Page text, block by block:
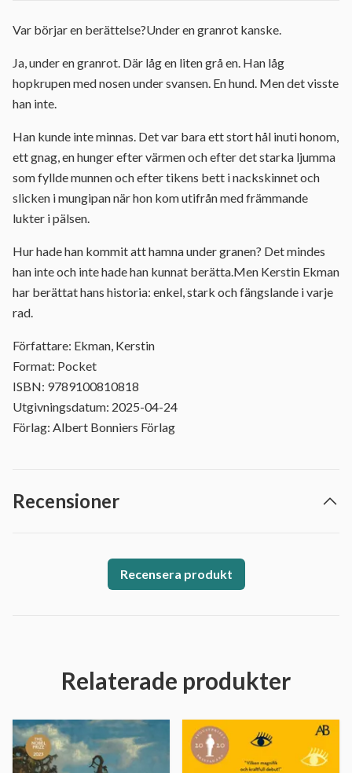
Var börjar en berättelse?Under en granrot kanske.
Ja, under en granrot. Där låg en liten grå en. Han låg
hopkrupen med nosen under svansen. En hund. Men det visste
han inte.
Han kunde inte minnas. Det var bara ett stort hål inuti honom,
ett gnag, en hunger efter värmen och efter det starka ljumma
som fyllde munnen och efter tikens bett i nackskinnet och
slicken i mungipan när hon kom utifrån med främmande
lukter i pälsen.
Hur hade han kommit att hamna under granen? Det mindes
han inte och inte hade han kunnat berätta.Men Kerstin Ekman
har berättat hans historia: enkel, stark och fängslande i varje
rad.
Författare: Ekman, Kerstin
Format: Pocket
ISBN: 9789100810818
Utgivningsdatum: 2025-04-24
Förlag: Albert Bonniers Förlag
Recensioner
Recensera produkt
Relaterade produkter